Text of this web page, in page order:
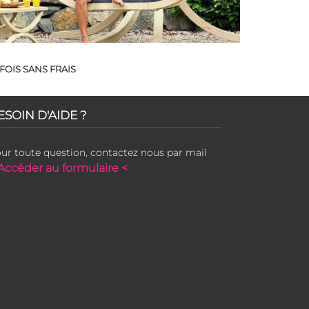
SANS FRAIS
D'AIDE ?
toute question, contactez nous par mail
au formulaire <